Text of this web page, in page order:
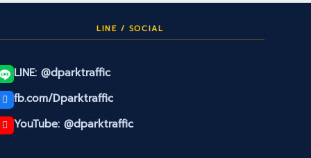
LINE / SOCIAL
LINE: @dparktraffic
fb.com/Dparktraffic
YouTube: @dparktraffic